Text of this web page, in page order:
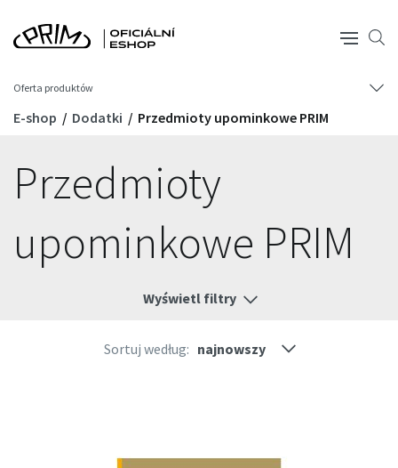
Oferta produktów
E-shop Dodatki Przedmioty upominkowe PRIM
Przedmioty
upominkowe PRIM
Wyświetl filtry
Sortuj według: